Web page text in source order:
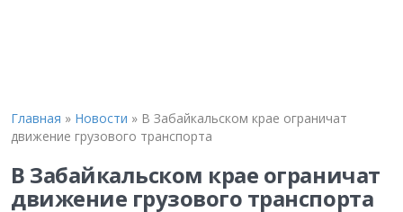
Главная » Новости » В Забайкальском крае ограничат
движение грузового транспорта
В Забайкальском крае ограничат
движение грузового транспорта